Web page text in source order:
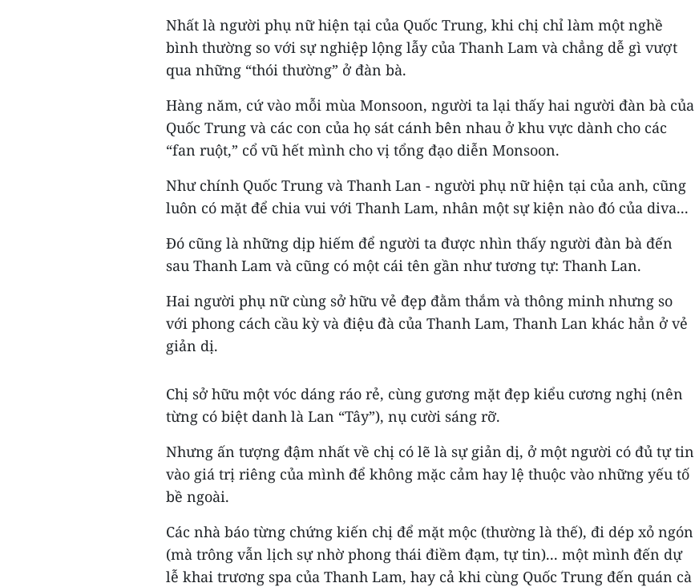
Nhất là người phụ nữ hiện tại của Quốc Trung, khi chị chỉ làm một nghề
bình thường so với sự nghiệp lộng lẫy của Thanh Lam và chẳng dễ gì vượt
qua những “thói thường” ở đàn bà.
Hàng năm, cứ vào mỗi mùa Monsoon, người ta lại thấy hai người đàn bà của
Quốc Trung và các con của họ sát cánh bên nhau ở khu vực dành cho các
“fan ruột,” cổ vũ hết mình cho vị tổng đạo diễn Monsoon.
Như chính Quốc Trung và Thanh Lan - người phụ nữ hiện tại của anh, cũng
luôn có mặt để chia vui với Thanh Lam, nhân một sự kiện nào đó của diva...
Đó cũng là những dịp hiếm để người ta được nhìn thấy người đàn bà đến
sau Thanh Lam và cũng có một cái tên gần như tương tự: Thanh Lan.
Hai người phụ nữ cùng sở hữu vẻ đẹp đằm thắm và thông minh nhưng so
với phong cách cầu kỳ và điệu đà của Thanh Lam, Thanh Lan khác hẳn ở vẻ
giản dị.
Chị sở hữu một vóc dáng ráo rẻ, cùng gương mặt đẹp kiểu cương nghị (nên
từng có biệt danh là Lan “Tây”), nụ cười sáng rỡ.
Nhưng ấn tượng đậm nhất về chị có lẽ là sự giản dị, ở một người có đủ tự tin
vào giá trị riêng của mình để không mặc cảm hay lệ thuộc vào những yếu tố
bề ngoài.
Các nhà báo từng chứng kiến chị để mặt mộc (thường là thế), đi dép xỏ ngón
(mà trông vẫn lịch sự nhờ phong thái điềm đạm, tự tin)... một mình đến dự
lễ khai trương spa của Thanh Lam, hay cả khi cùng Quốc Trung đến quán cà